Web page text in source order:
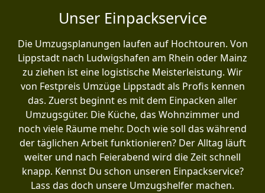
Unser Einpackservice
Die Umzugsplanungen laufen auf Hochtouren. Von
Lippstadt nach Ludwigshafen am Rhein oder Mainz
zu ziehen ist eine logistische Meisterleistung. Wir
von Festpreis Umzüge Lippstadt als Profis kennen
das. Zuerst beginnt es mit dem Einpacken aller
Umzugsgüter. Die Küche, das Wohnzimmer und
noch viele Räume mehr. Doch wie soll das während
der täglichen Arbeit funktionieren? Der Alltag läuft
weiter und nach Feierabend wird die Zeit schnell
knapp. Kennst Du schon unseren Einpackservice?
Lass das doch unsere Umzugshelfer machen.